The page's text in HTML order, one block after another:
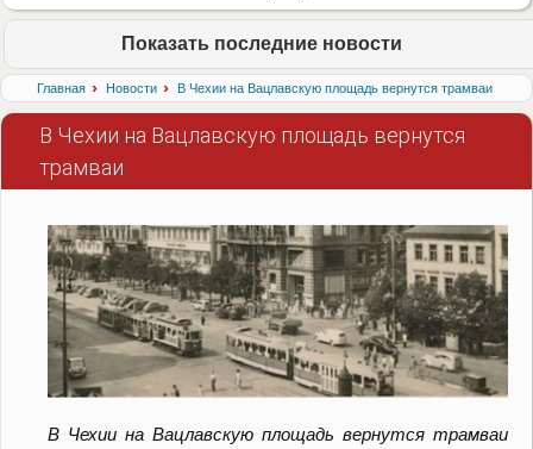
Показать последние новости
Главная › Новости › В Чехии на Вацлавскую площадь вернутся трамваи
В Чехии на Вацлавскую площадь вернутся
трамваи
В Чехии на Вацлавскую площадь вернутся трамваи